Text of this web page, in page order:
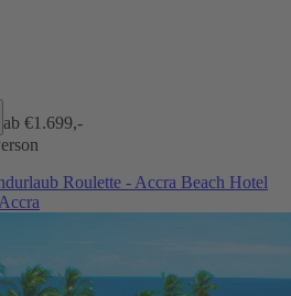
ab €1.699,-
Roulette - Accra Beach Hotel